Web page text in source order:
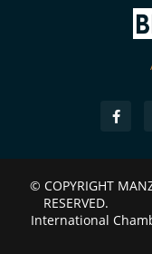
© COPYRIGHT
International